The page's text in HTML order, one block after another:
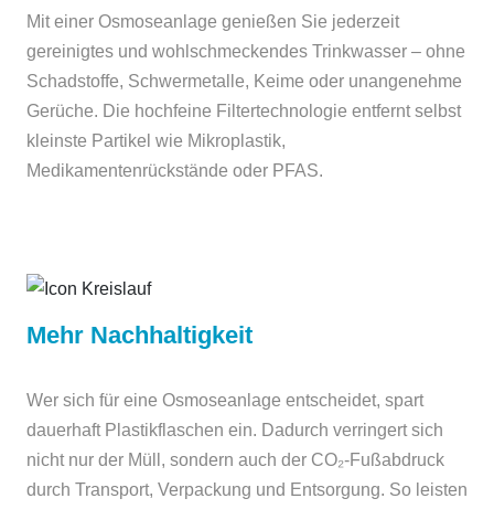
Mit einer Osmoseanlage genießen Sie jederzeit
gereinigtes und wohlschmeckendes Trinkwasser – ohne
Schadstoffe, Schwermetalle, Keime oder unangenehme
Gerüche. Die hochfeine Filtertechnologie entfernt selbst
kleinste Partikel wie Mikroplastik,
Medikamentenrückstände oder PFAS.
Mehr Nachhaltigkeit
Wer sich für eine Osmoseanlage entscheidet, spart
dauerhaft Plastikflaschen ein. Dadurch verringert sich
nicht nur der Müll, sondern auch der CO₂-Fußabdruck
durch Transport, Verpackung und Entsorgung. So leisten